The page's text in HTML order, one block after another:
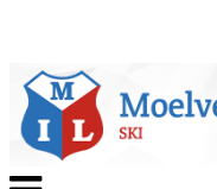
Veksle